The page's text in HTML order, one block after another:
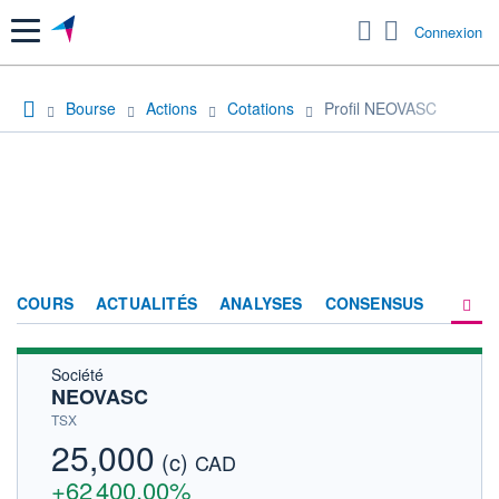
Menu Connexion
Bourse Actions Cotations Profil NEOVASC
COURS ACTUALITÉS ANALYSES CONSENSUS
Société
NEOVASC
TSX
25,000 (c) CAD
+62 400,00%